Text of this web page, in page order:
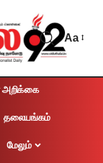
Aa
அறிக்கை
தலையங்கம்
மேலும்